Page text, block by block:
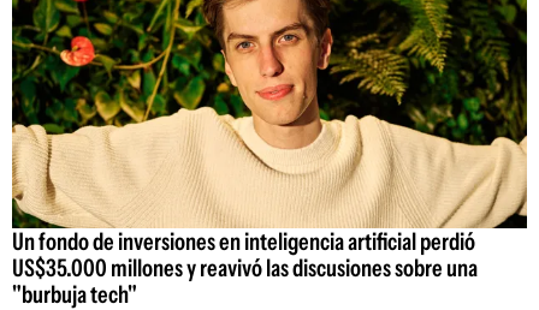
Un fondo de inversiones en inteligencia artificial perdió
US$35.000 millones y reavivó las discusiones sobre una
"burbuja tech"